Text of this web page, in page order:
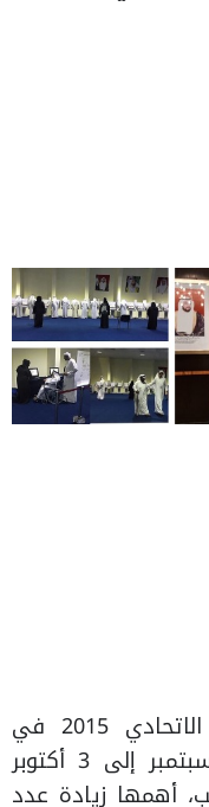
جرت انتخابات المجلس الوطني الاتحادي 2015 في
دورتها الثالثة خلال الفترة 20 سبتمبر إلى 3 أكتوبر
أهمها زيادة عدد